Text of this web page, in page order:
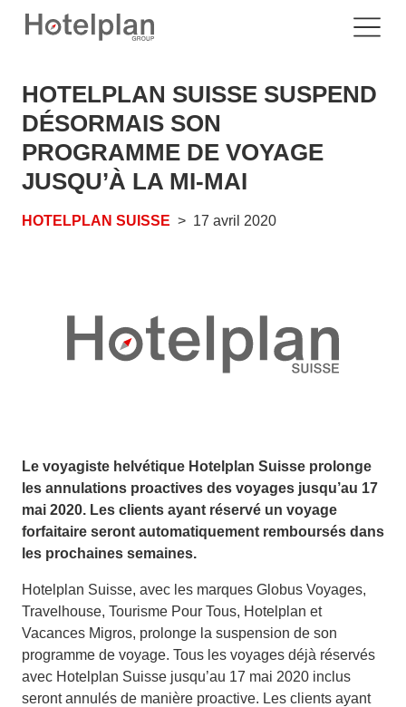
HOTELPLAN SUISSE SUSPEND
DÉSORMAIS SON
PROGRAMME DE VOYAGE
JUSQU’À LA MI-MAI
HOTELPLAN SUISSE 17 avril 2020
Le voyagiste helvétique Hotelplan Suisse prolonge
les annulations proactives des voyages jusqu’au 17
mai 2020. Les clients ayant réservé un voyage
forfaitaire seront automatiquement remboursés dans
les prochaines semaines.
Hotelplan Suisse, avec les marques Globus Voyages,
Travelhouse, Tourisme Pour Tous, Hotelplan et
Vacances Migros, prolonge la suspension de son
programme de voyage. Tous les voyages déjà réservés
avec Hotelplan Suisse jusqu’au 17 mai 2020 inclus
seront annulés de manière proactive. Les clients ayant